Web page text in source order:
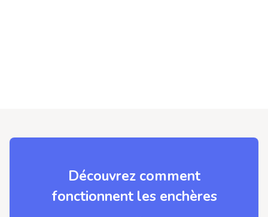
Découvrez comment
fonctionnent les enchères